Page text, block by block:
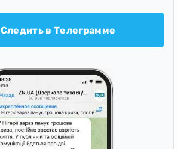
Следить в Телеграмме